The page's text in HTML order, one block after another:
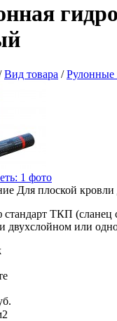
Вид товара /Рулонные
1 фото
Для плоской кровли
ТКП (сланец
двухслойном или